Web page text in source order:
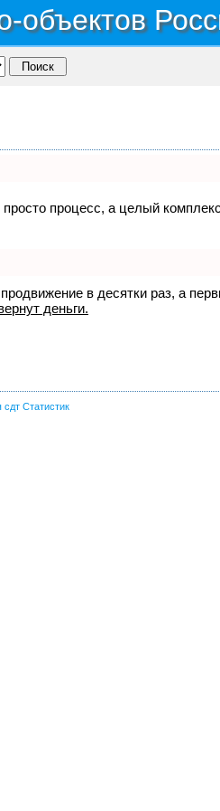
объектов
процесс, а целый
продвижение в десятки раз, а
деньги.
сдт Статистик